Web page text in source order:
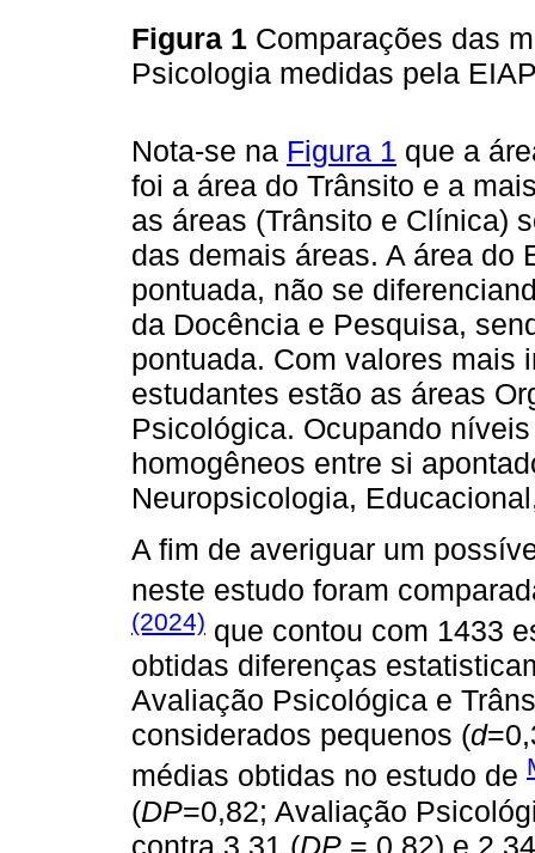
Figura 1 Comparações das
Psicologia medidas pela
Nota-se na Figura 1 que a
foi a área do Trânsito e a
as áreas (Trânsito e Clínica)
das demais áreas. A área do
pontuada, não se
da Docência e Pesquisa,
pontuada. Com valores mais
estudantes estão as áreas
Psicológica. Ocupando
homogêneos entre si
Neuropsicologia,
A fim de averiguar um
neste estudo foram
(2024) que contou com 1433
obtidas diferenças
Avaliação Psicológica e
considerados pequenos (d
médias obtidas no estudo de
(DP=0,82; Avaliação
contra 3,31 (DP = 0,82) e